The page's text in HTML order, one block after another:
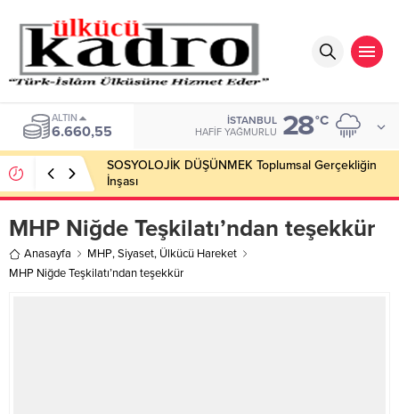
ALTIN
6.660,55
İSTANBUL
HAFIF YAĞMURLU 28°C
SOSYOLOJİK DÜŞÜNMEK Toplumsal Gerçekliğin
İnşası
MHP Niğde Teşkilatı’ndan teşekkür
Anasayfa MHP,Siyaset, Ülkücü Hareket
MHP Niğde Teşkilatı’ndan teşekkür